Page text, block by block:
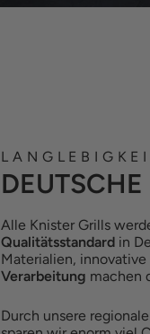
Alle Knister Grills
Qualitätsstandard in
Materialien,
Verarbeitung machen
Durch unsere